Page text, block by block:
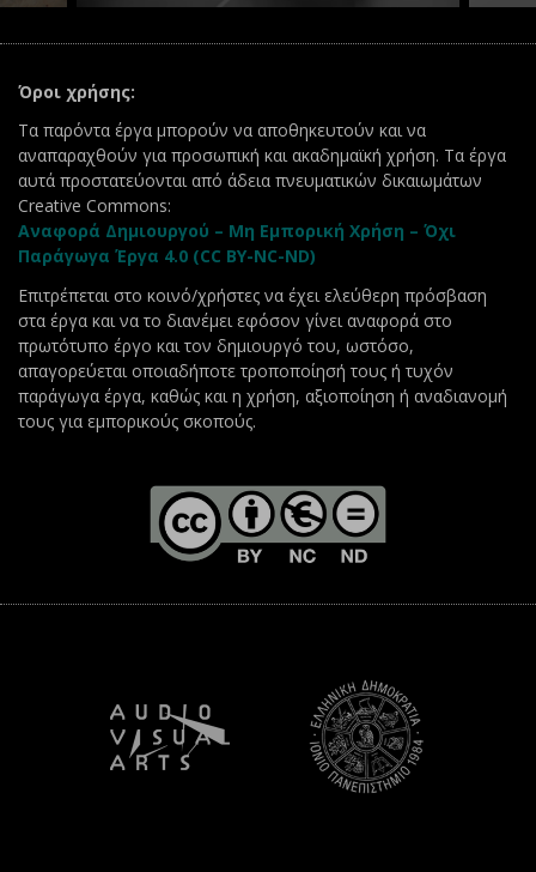
Όροι χρήσης:
Τα παρόντα έργα μπορούν να αποθηκευτούν και να
αναπαραχθούν για προσωπική και ακαδημαϊκή χρήση. Τα έργα
αυτά προστατεύονται από άδεια πνευματικών δικαιωμάτων
Creative Commons:
Αναφορά Δημιουργού – Μη Εμπορική Χρήση – Όχι
Παράγωγα Έργα 4.0 (CC BY-NC-ND)
Επιτρέπεται στο κοινό/χρήστες να έχει ελεύθερη πρόσβαση
στα έργα και να το διανέμει εφόσον γίνει αναφορά στο
πρωτότυπο έργο και τον δημιουργό του, ωστόσο,
απαγορεύεται οποιαδήποτε τροποποίησή τους ή τυχόν
παράγωγα έργα, καθώς και η χρήση, αξιοποίηση ή αναδιανομή
τους για εμπορικούς σκοπούς.